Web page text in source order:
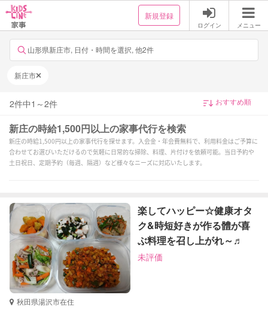
新規登録
ログイン メニュー
山形県新庄市, 日付・時間を選択, 他2件
新庄市
2件中1 ～2件
新庄の時給1,500円以上の家事代行を検索
新庄の時給1,500円以上の家事代行を探せます。入会金・年会費無料で、利用料金はご予算に
合わせてお選びいただけるので気軽に日常的な掃除、料理、片付けを依頼可能。当日予約や
土日祝日、定期予約（毎週、隔週）など様々なニーズに対応いたします。
楽してハッピー☆健康オタ
ク&時短好きが作る體が喜
ぶ料理を召し上がれ～♬
未評価
秋田県湯沢市在住